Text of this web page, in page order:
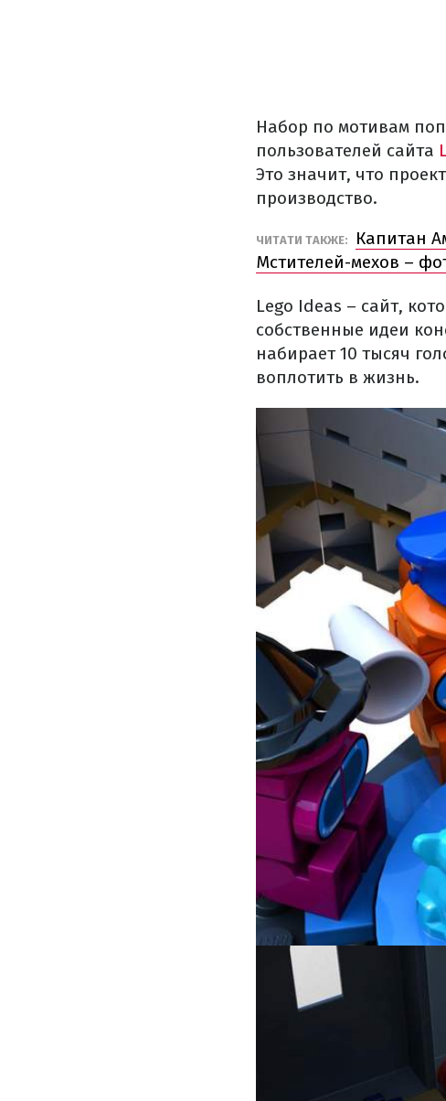
Набор по мотивам
пользователей сайта
Это значит, что
производство.
ЧИТАТИ ТАКЖЕ:
Капитан
Мстителей-мехов –
Lego Ideas – сайт,
собственные идеи
набирает 10 тысяч
воплотить в жизнь.